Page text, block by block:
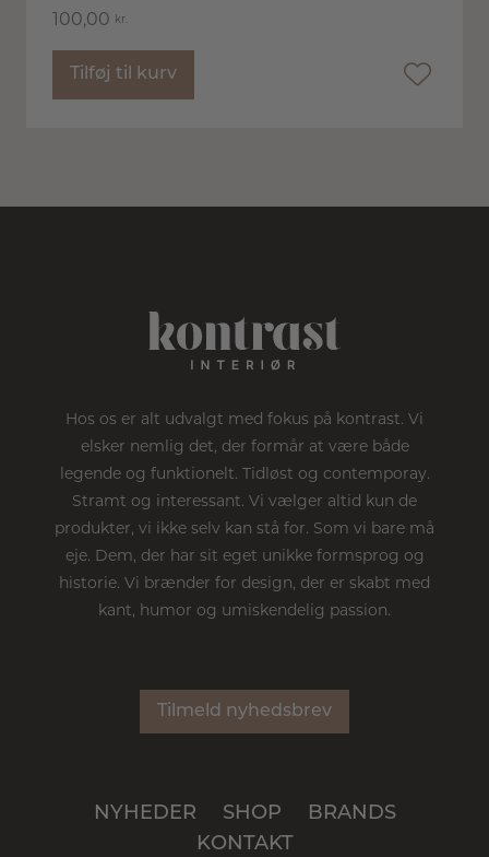
100,00 kr.
Tilføj til kurv
Hos os er alt udvalgt med fokus på kontrast. Vi
elsker nemlig det, der formår at være både
legende og funktionelt. Tidløst og contemporay.
Stramt og interessant. Vi vælger altid kun de
produkter, vi ikke selv kan stå for. Som vi bare må
eje. Dem, der har sit eget unikke formsprog og
historie. Vi brænder for design, der er skabt med
kant, humor og umiskendelig passion.
Tilmeld nyhedsbrev
NYHEDER SHOP
BRANDS
KONTAKT